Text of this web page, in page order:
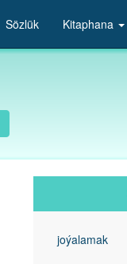
Sözlük Kitaphana
joýalamak